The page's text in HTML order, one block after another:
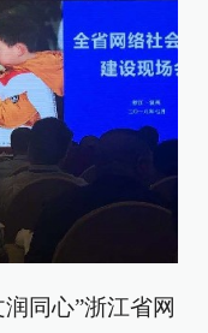
同心”浙江省网